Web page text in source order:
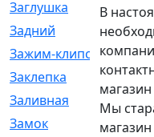
Заглушка
Задний
Зажим-клипса
Заклепка
Заливная
Замок
В
Мы